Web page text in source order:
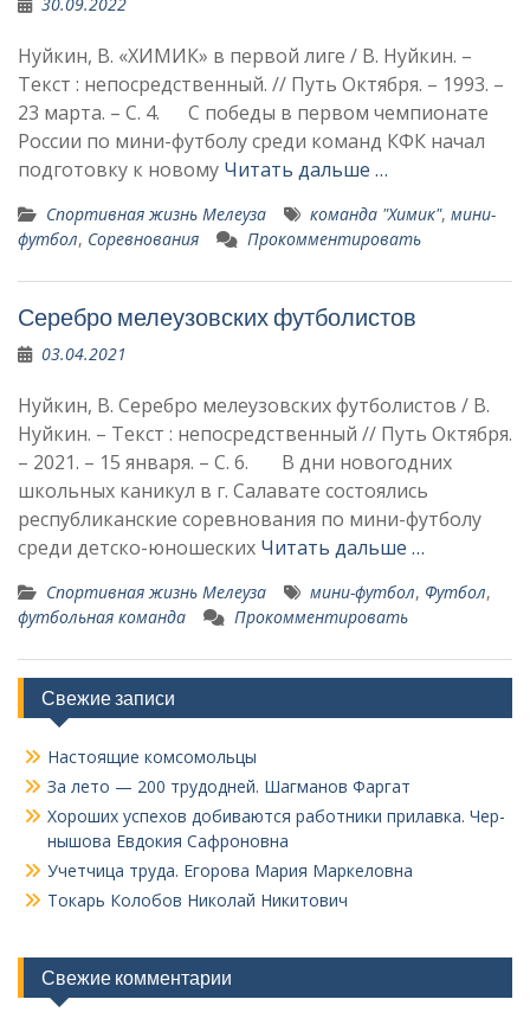
Нуйкин, В. «ХИМИК» в первой лиге / В. Нуйкин. –
Текст : непосредственный. // Путь Октября. – 1993. –
23 марта. – С. 4. С победы в первом чем­пионате
России по мини-футболу среди команд КФК начал
подготовку к ново­му Читать дальше …
Спортивная жизнь Мелеуза команда "Химик", мини-
футбол, Соревнования Прокомментировать
Серебро мелеузовских футболистов
03.04.2021
Нуйкин, В. Серебро мелеузовских футболистов / В.
Нуйкин. – Текст : непосредственный // Путь Октября.
– 2021. – 15 января. – С. 6. В дни новогодних
школьных каникул в г. Салавате состоялись
республиканские соревнования по мини-футболу
среди детско-юношеских Читать дальше …
Спортивная жизнь Мелеуза мини-футбол, Футбол,
футбольная команда
Прокомментировать
Свежие записи
Настоящие комсомольцы
За лето — 200 трудодней. Шагманов Фаргат
Хороших успехов добиваются работники прилавка. Чер­
нышова Евдокия Сафроновна
Учетчица труда. Его­рова Мария Маркеловна
Токарь Колобов Ни­колай Никитович
Свежие комментарии